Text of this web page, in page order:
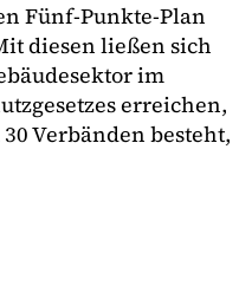
Fünf-Punkte-Plan
diesen ließen sich
im
erreichen,
Verbänden besteht,